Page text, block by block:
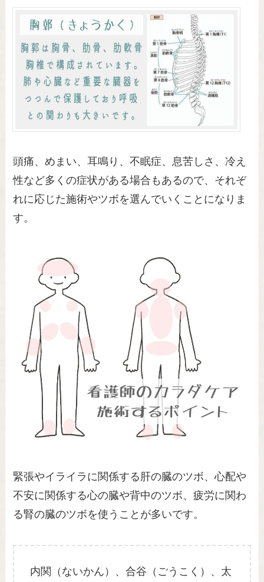
頭痛、めまい、耳鳴り、不眠症、息苦しさ、冷え
性など多くの症状がある場合もあるので、それぞ
れに応じた施術やツボを選んでいくことになりま
す。
緊張やイライラに関係する肝の臓のツボ、心配や
不安に関係する心の臓や背中のツボ、疲労に関わ
る腎の臓のツボを使うことが多いです。
内関（ないかん）、合谷（ごうこく）、太